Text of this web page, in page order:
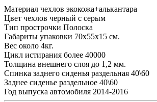
Материал чехлов экокожа+алькантара
Цвет чехлов черный с серым
Тип прострочки Полоска
Габариты упаковки 70х55х15 см.
Вес около 4кг.
Цикл истирания более 40000
Толщина внешнего слоя до 1,2 мм.
Спинка заднего сиденья раздельная 40\60
Заднее сиденье раздельное 40\60
Год выпуска автомобиля 2014-2016